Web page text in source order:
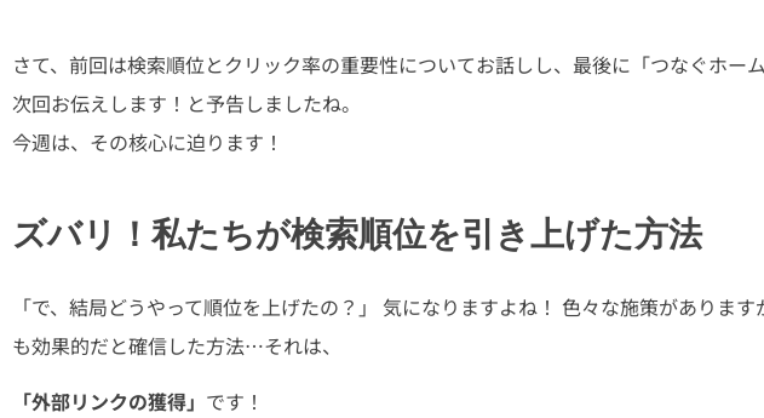
さて、前回は検索順位とクリック率の重要性についてお話しし、最後に「つなぐホ
次回お伝えします！と予告しましたね。
今週は、その核心に迫ります！
ズバリ！私たちが検索順位を引き上げた方法
「で、結局どうやって順位を上げたの？」 気になりますよね！ 色々な施策がありま
も効果的だと確信した方法…それは、
「外部リンクの獲得」 です！